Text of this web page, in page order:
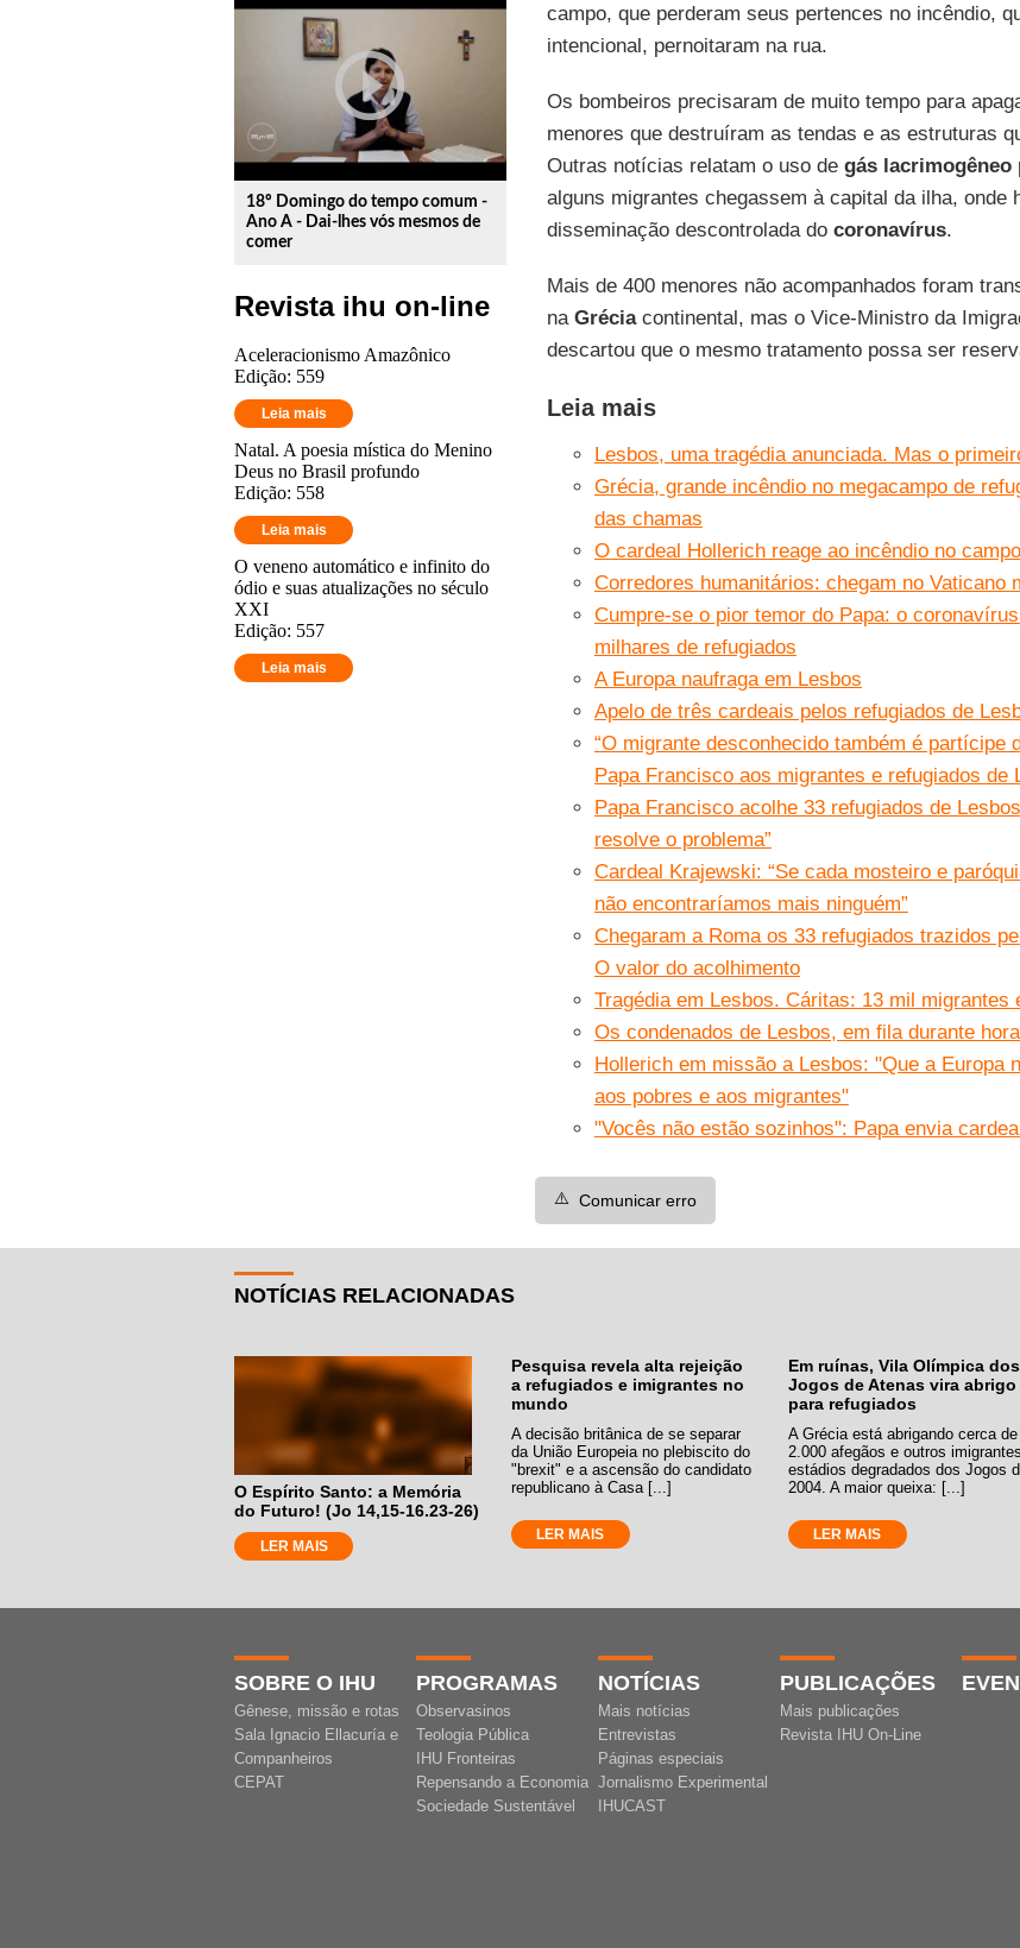
play_circle_outline
18º Domingo do tempo comum -
Ano A - Dai-lhes vós mesmos de
comer
Revista ihu on-line
Aceleracionismo Amazônico
Edição: 559
Leia mais
Natal. A poesia mística do Menino
Deus no Brasil profundo
Edição: 558
Leia mais
O veneno automático e infinito do
ódio e suas atualizações no século
XXI
Edição: 557
Leia mais
campo, que perderam seus pertences no incêndio,
intencional, pernoitaram na rua.
Os bombeiros precisaram de muito tempo para
menores que destruíram as tendas e as estruturas
Outras notícias relatam o uso de gás lacrimogêneo
alguns migrantes chegassem à capital da ilha, onde
disseminação descontrolada do coronavírus.
Mais de 400 menores não acompanhados foram
na Gréciacontinental, mas o Vice-Ministro da
descartou que o mesmo tratamento possa ser
Leia mais
Lesbos, uma tragédia anunciada. Mas o
Grécia, grande incêndio no megacampo de
das chamas
O cardeal Hollerich reage ao incêndio no
Corredores humanitários: chegam no Vaticano
Cumpre-se o pior temor do Papa: o
milhares de refugiados
A Europa naufraga em Lesbos
Apelo de três cardeais pelos refugiados de
“O migrante desconhecido também é partícipe
Papa Francisco aos migrantes e refugiados de
Papa Francisco acolhe 33 refugiados de
resolve o problema”
Cardeal Krajewski: “Se cada mosteiro e
não encontraríamos mais ninguém”
Chegaram a Roma os 33 refugiados trazidos
O valor do acolhimento
Tragédia em Lesbos. Cáritas: 13 mil migrantes
Os condenados de Lesbos, em fila durante
Hollerich em missão a Lesbos: "Que a Europa
aos pobres e aos migrantes"
"Vocês não estão sozinhos": Papa envia
⚠️ Comunicar erro
NOTÍCIAS RELACIONADAS
O Espírito Santo: a Memória
do Futuro! (Jo 14,15-16.23-26)
LER MAIS
Pesquisa revela alta rejeição
a refugiados e imigrantes no
mundo
A decisão britânica de se separar
da União Europeia no plebiscito do
"brexit" e a ascensão do candidato
republicano à Casa [...]
LER MAIS
Em ruínas, Vila Olímpica dos
Jogos de Atenas vira abrigo
para refugiados
A Grécia está abrigando cerca de
2.000 afegãos e outros
estádios degradados dos Jogos
2004. A maior queixa: [...]
LER MAIS
SOBRE O IHU
Gênese, missão e rotas
Sala Ignacio Ellacuría e
Companheiros
CEPAT
PROGRAMAS
Observasinos
Teologia Pública
IHU Fronteiras
Repensando a Economia
Sociedade Sustentável
NOTÍCIAS
Mais notícias
Entrevistas
Páginas especiais
Jornalismo Experimental
IHUCAST
PUBLICAÇÕES
Mais publicações
Revista IHU On-Line